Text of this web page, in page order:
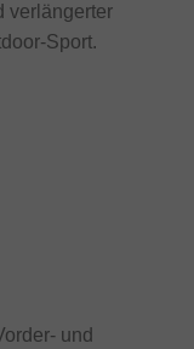
verlängerter
Sport.
und